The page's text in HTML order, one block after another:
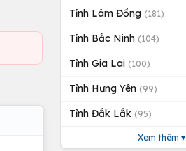
Tỉnh Lâm Đồng (181)
Tỉnh Bắc Ninh (104)
Tỉnh Gia Lai (100)
Tỉnh Hưng Yên (99)
Tỉnh Đắk Lắk (95)
Xem thêm ▾